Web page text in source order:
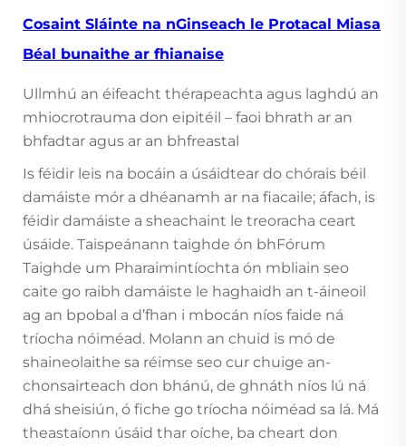
Cosaint Sláinte na nGinseach le Protacal Miasa
Béal bunaithe ar fhianaise
Ullmhú an éifeacht thérapeachta agus laghdú an
mhiocrotrauma don eipitéil – faoi bhrath ar an
bhfadtar agus ar an bhfreastal
Is féidir leis na bocáin a úsáidtear do chórais béil
damáiste mór a dhéanamh ar na fiacaile; áfach, is
féidir damáiste a sheachaint le treoracha ceart
úsáide. Taispeánann taighde ón bhFórum
Taighde um Pharaimintíochta ón mbliain seo
caite go raibh damáiste le haghaidh an t-áineoil
ag an bpobal a d’fhan i mbocán níos faide ná
tríocha nóiméad. Molann an chuid is mó de
shaineolaithe sa réimse seo cur chuige an-
chonsairteach don bhánú, de ghnáth níos lú ná
dhá sheisiún, ó fiche go tríocha nóiméad sa lá. Má
theastaíonn úsáid thar oíche, ba cheart don